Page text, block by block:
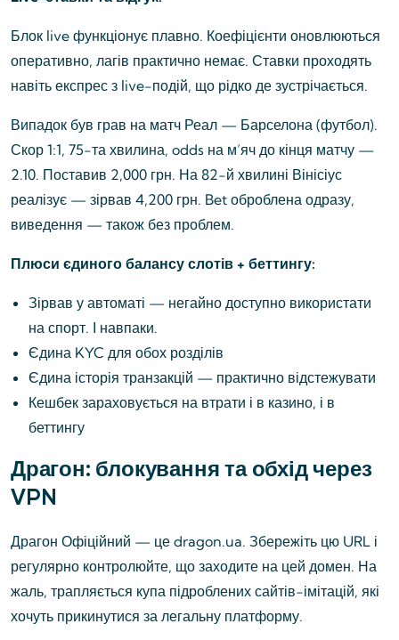
Блок live функціонує плавно. Коефіцієнти оновлюються
оперативно, лагів практично немає. Ставки проходять
навіть експрес з live-подій, що рідко де зустрічається.
Випадок був грав на матч Реал — Барселона (футбол).
Скор 1:1, 75-та хвилина, odds на м’яч до кінця матчу —
2.10. Поставив 2,000 грн. На 82-й хвилині Вінісіус
реалізує — зірвав 4,200 грн. Bet оброблена одразу,
виведення — також без проблем.
Плюси єдиного балансу слотів + беттингу:
Зірвав у автоматі — негайно доступно використати
на спорт. І навпаки.
Єдина KYC для обох розділів
Єдина історія транзакцій — практично відстежувати
Кешбек зараховується на втрати і в казино, і в
беттингу
Драгон: блокування та обхід через
VPN
Драгон Офіційний — це dragon.ua. Збережіть цю URL і
регулярно контролюйте, що заходите на цей домен. На
жаль, трапляється купа підроблених сайтів-імітацій, які
хочуть прикинутися за легальну платформу.